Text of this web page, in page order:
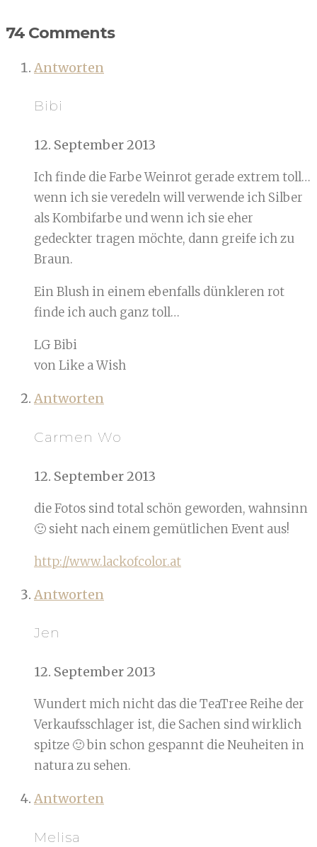
74 Comments
Antworten
Bibi
12. September 2013
Ich finde die Farbe Weinrot gerade extrem toll…
wenn ich sie veredeln will verwende ich Silber
als Kombifarbe und wenn ich sie eher
gedeckter tragen möchte, dann greife ich zu
Braun.
Ein Blush in einem ebenfalls dünkleren rot
finde ich auch ganz toll…
LG Bibi
von Like a Wish
Antworten
Carmen Wo
12. September 2013
die Fotos sind total schön geworden, wahnsinn
🙂 sieht nach einem gemütlichen Event aus!
http://www.lackofcolor.at
Antworten
Jen
12. September 2013
Wundert mich nicht das die TeaTree Reihe der
Verkaufsschlager ist, die Sachen sind wirklich
spitze 🙂 bin schon gespannt die Neuheiten in
natura zu sehen.
Antworten
Melisa